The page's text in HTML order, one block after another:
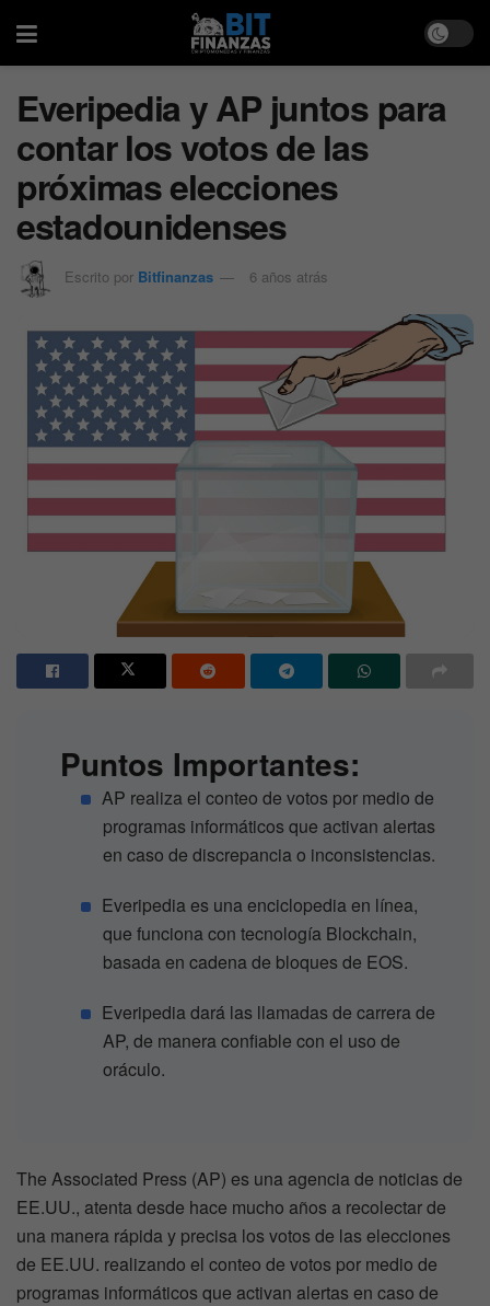
Everipedia y AP juntos para
contar los votos de las
próximas elecciones
estadounidenses
Escrito por Bitfinanzas 6 años atrás
Puntos Importantes:
AP realiza el conteo de votos por medio de
programas informáticos que activan alertas
en caso de discrepancia o inconsistencias.
Everipedia es una enciclopedia en línea,
que funciona con tecnología Blockchain,
basada en cadena de bloques de EOS.
Everipedia dará las llamadas de carrera de
AP, de manera confiable con el uso de
oráculo.
The Associated Press (AP) es una agencia de noticias de
EE.UU., atenta desde hace mucho años a recolectar de
una manera rápida y precisa los votos de las elecciones
de EE.UU. realizando el conteo de votos por medio de
programas informáticos que activan alertas en caso de